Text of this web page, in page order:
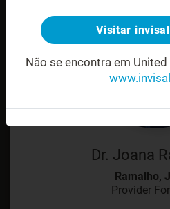
Dr. Joana
Ramalho,
Provider
Visitar
Não se encontra em United